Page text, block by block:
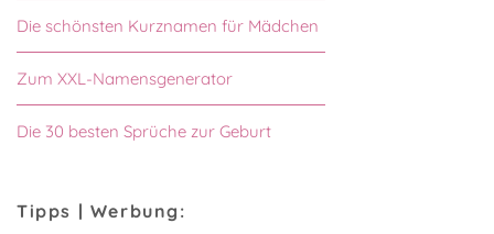
Die schönsten Kurznamen für Mädchen
Zum XXL-Namensgenerator
Die 30 besten Sprüche zur Geburt
Tipps | Werbung: